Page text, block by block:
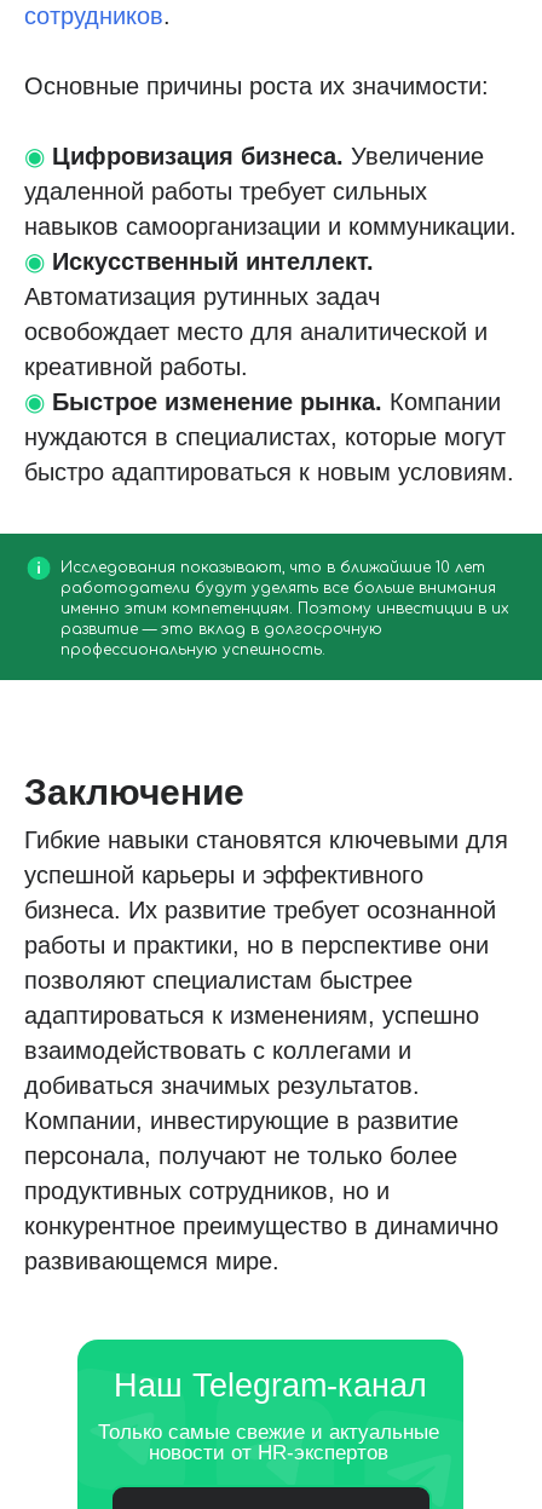
сотрудников.
Основные причины роста их значимости:
◉ Цифровизация бизнеса. Увеличение
удаленной работы требует сильных
навыков самоорганизации и коммуникации.
◉ Искусственный интеллект.
Автоматизация рутинных задач
освобождает место для аналитической и
креативной работы.
◉ Быстрое изменение рынка. Компании
нуждаются в специалистах, которые могут
быстро адаптироваться к новым условиям.
Исследования показывают, что в ближайшие 10 лет
работодатели будут уделять все больше внимания
именно этим компетенциям. Поэтому инвестиции в их
развитие — это вклад в долгосрочную
профессиональную успешность.
Заключение
Гибкие навыки становятся ключевыми для
успешной карьеры и эффективного
бизнеса. Их развитие требует осознанной
работы и практики, но в перспективе они
позволяют специалистам быстрее
адаптироваться к изменениям, успешно
взаимодействовать с коллегами и
добиваться значимых результатов.
Компании, инвестирующие в развитие
персонала, получают не только более
продуктивных сотрудников, но и
конкурентное преимущество в динамично
развивающемся мире.
Только самые свежие и актуальные
новости от HR-экспертов
Наш Telegram-канал